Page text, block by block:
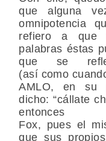
que alguna
omnipotencia
refiero a que
palabras éstas
que se
(así como
AMLO, en su
dicho: “cállate
Fox, pues el
que sus